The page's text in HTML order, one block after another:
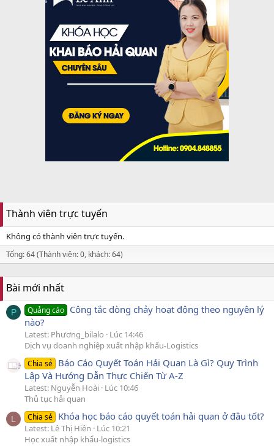
Thành viên trực tuyến
Không có thành viên trực tuyến.
Tổng: 64 (Thành viên: 0, khách: 64)
Bài mới nhất
P Quảng cáo Công tắc dòng chảy hoạt động theo nguyên lý
nào?
Latest: Phương_bilalo
Lúc 14:46
Dịch vụ doanh nghiệp xuất nhập khẩu-Logistics
Chia sẻ Báo Cáo Quyết Toán Hải Quan Là Gì? Quy Trình
Lập Và Hướng Dẫn Thực Chiến Từ A-Z
Latest: Nguyễn Hoài Lúc 10:46
Thủ tục hải quan
L Chia sẻ Khóa học báo cáo quyết toán hải quan ở đâu tốt?
Latest: Lê Thị Hiền
Lúc 10:21
Học xuất nhập khẩu-logistics